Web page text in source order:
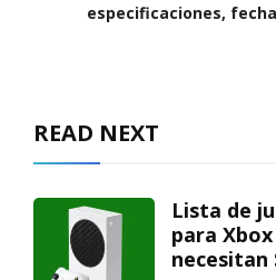
especificaciones,
READ NEXT
Lista de
para
necesitan